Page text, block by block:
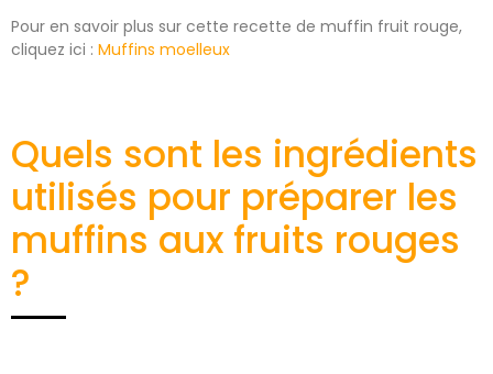
Pour en savoir plus sur cette recette de muffin fruit rouge,
cliquez ici : Muffins moelleux
Quels sont les ingrédients
utilisés pour préparer les
muffins aux fruits rouges
?